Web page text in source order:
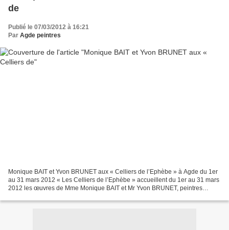
de
Publié le 07/03/2012 à 16:21
Par Agde peintres
Monique BAIT et Yvon BRUNET aux « Celliers de l’Ephèbe » à Agde du 1er
au 31 mars 2012 « Les Celliers de l’Ephèbe » accueillent du 1er au 31 mars
2012 les œuvres de Mme Monique BAIT et Mr Yvon BRUNET, peintres